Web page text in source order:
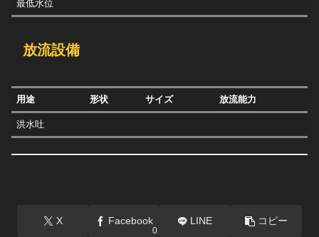
最低水位
放流設備
用途 形状 サイズ 放流能力
洪水吐
X Facebook
0
LINE コピー